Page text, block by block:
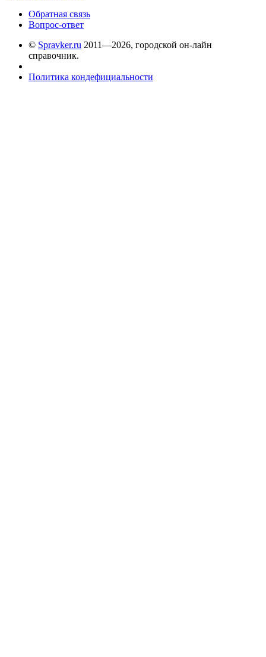
Обратная связь
Вопрос-ответ
© Spravker.ru 2011—2026, городской он-лайн
справочник.
Политика кондефициальности